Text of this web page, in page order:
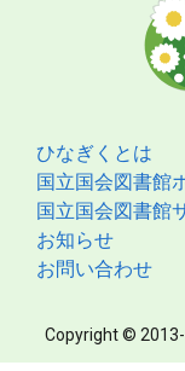
ひなぎくとは
国立国会図書館
国立国会図書館
お知らせ
お問い合わせ
Copyright © 2013-